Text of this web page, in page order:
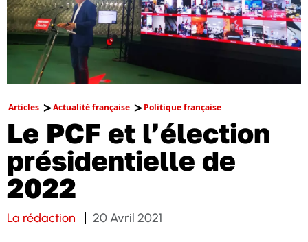
Articles Actualité française Politique française
Le PCF et l’élection
présidentielle de
2022
La rédaction 20 Avril 2021